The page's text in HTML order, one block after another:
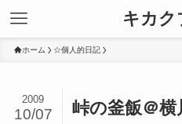
キカク
ホーム ☆個人的日記
峠の釜飯＠横
2009
10/07